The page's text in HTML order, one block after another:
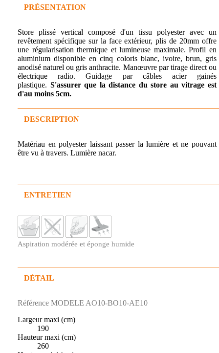
PRÉSENTATION
Store plissé vertical composé d'un tissu polyester avec un
revêtement spécifique sur la face extérieur, plis de 20mm offre
une régularisation thermique et lumineuse maximale. Profil en
aluminium disponible en cinq coloris blanc, ivoire, brun, gris
anodisé naturel ou gris anthracite. Manœuvre par tirage direct ou
électrique radio. Guidage par câbles acier gainés
plastique. S'assurer que la distance du store au vitrage est
d'au moins 5cm.
DESCRIPTION
Matériau en polyester laissant passer la lumière et ne pouvant
être vu à travers. Lumière nacar.
ENTRETIEN
Aspiration modérée et éponge humide
DÉTAIL
Référence MODELE AO10-BO10-AE10
Largeur maxi (cm)
190
Hauteur maxi (cm)
260